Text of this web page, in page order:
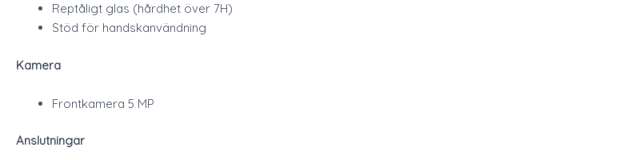
Reptåligt glas (hårdhet över 7H)
Stöd för handskanvändning
Kamera
Frontkamera 5 MP
Anslutningar